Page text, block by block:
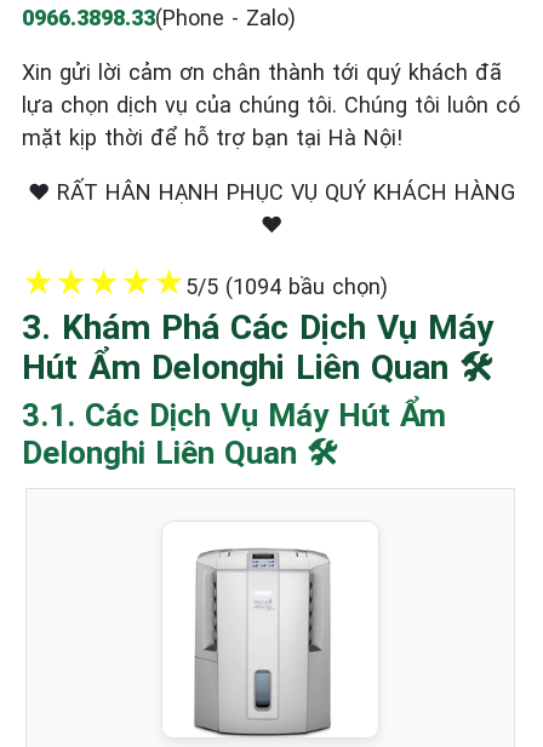
0966.3898.33(Phone - Zalo)
Xin gửi lời cảm ơn chân thành tới quý khách đã
lựa chọn dịch vụ của chúng tôi. Chúng tôi luôn có
mặt kịp thời để hỗ trợ bạn tại Hà Nội!
❤️ RẤT HÂN HẠNH PHỤC VỤ QUÝ KHÁCH HÀNG
❤️
★★★★★5/5 (1094 bầu chọn)
3. Khám Phá Các Dịch Vụ Máy
Hút Ẩm Delonghi Liên Quan 🛠️
3.1. Các Dịch Vụ Máy Hút Ẩm
Delonghi Liên Quan 🛠️